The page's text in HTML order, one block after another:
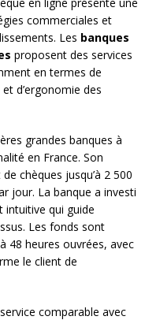
commerciales et
Les banques
proposent des services
en termes de
d’ergonomie des
grandes banques à
en France. Son
chèques jusqu’à 2 500
jour. La banque a investi
intuitive qui guide
Les fonds sont
48 heures ouvrées, avec
le client de
comparable avec